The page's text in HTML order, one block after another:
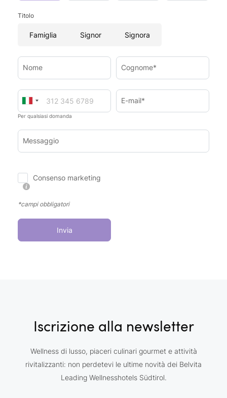
Titolo
Famiglia Signor Signora
Nome Cognome*
Per qualsiasi domanda
E-mail*
Messaggio
Consenso marketing
*campi obbligatori
Invia
Iscrizione alla newsletter
Wellness di lusso, piaceri culinari gourmet e attività
rivitalizzanti: non perdetevi le ultime novità dei Belvita
Leading Wellnesshotels Südtirol.